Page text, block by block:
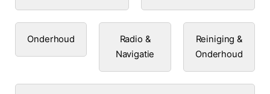
Onderhoud
Radio &
Navigatie
Reiniging &
Onderhoud